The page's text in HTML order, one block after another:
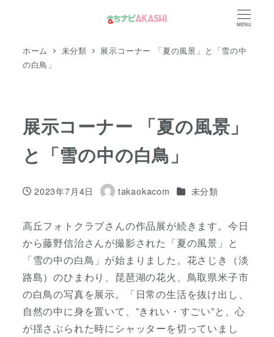
MENU
ホーム 未分類
展示コーナー 「夏の風景」と「雪の中
の白鳥」
展示コーナー 「夏の風景」
と「雪の中の白鳥」
投稿日
2023年7月4日
著
takaokacom カテゴリー
未分類
高丘フォトクラブさんの作品展が続きます。今日
から藤野信治さんが撮影された「夏の風景」と
「雪の中の白鳥」が始まりました。花さじき（淡
路島）のひまわり、琵琶湖の花火、鳥取県米子市
の白鳥の写真を展示。「日常の生活を抜け出し、
自然の中に身を置いて、”きれい・すごい”と、心
が揺さぶられた時にシャッターを切っていまし